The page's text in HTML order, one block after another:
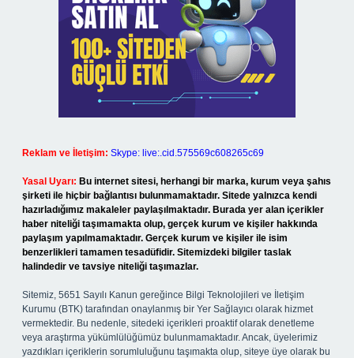
Reklam ve İletişim: Skype: live:.cid.575569c608265c69
Yasal Uyarı: Bu internet sitesi, herhangi bir marka, kurum veya şahıs
şirketi ile hiçbir bağlantısı bulunmamaktadır. Sitede yalnızca kendi
hazırladığımız makaleler paylaşılmaktadır. Burada yer alan içerikler
haber niteliği taşımamakta olup, gerçek kurum ve kişiler hakkında
paylaşım yapılmamaktadır. Gerçek kurum ve kişiler ile isim
benzerlikleri tamamen tesadüfidir. Sitemizdeki bilgiler taslak
halindedir ve tavsiye niteliği taşımazlar.
Sitemiz, 5651 Sayılı Kanun gereğince Bilgi Teknolojileri ve İletişim
Kurumu (BTK) tarafından onaylanmış bir Yer Sağlayıcı olarak hizmet
vermektedir. Bu nedenle, sitedeki içerikleri proaktif olarak denetleme
veya araştırma yükümlülüğümüz bulunmamaktadır. Ancak, üyelerimiz
yazdıkları içeriklerin sorumluluğunu taşımakta olup, siteye üye olarak bu